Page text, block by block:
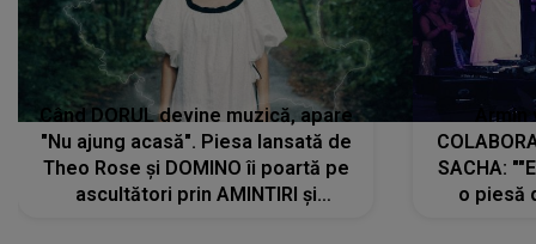
Când DORUL devine muzică, apare
"Nu ajung acasă". Piesa lansată de
Theo Rose și DOMINO îi poartă pe
ascultători prin AMINTIRI și
SACHA:
o piesă